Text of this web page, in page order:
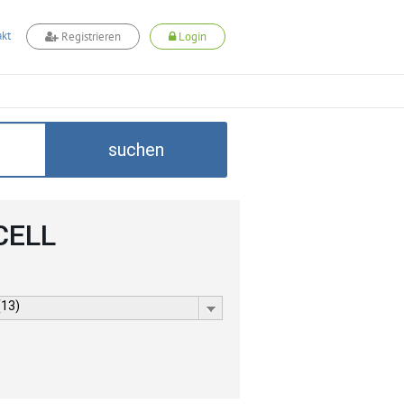
Registrieren Login
suchen